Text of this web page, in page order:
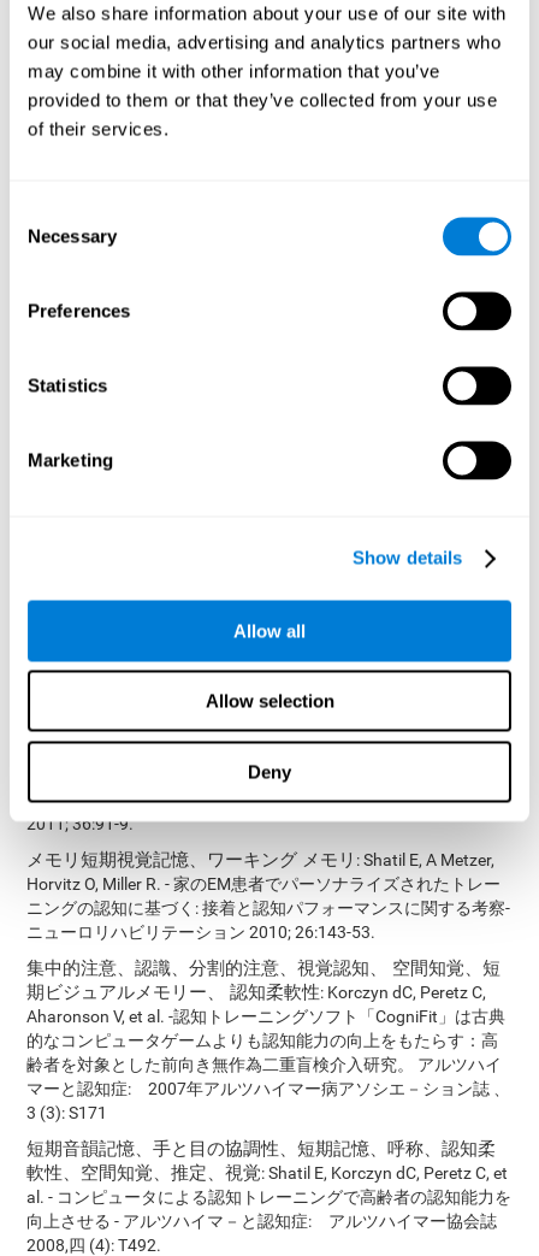
We also share information about your use of our site with
our social media, advertising and analytics partners who
may combine it with other information that you’ve
provided to them or that they’ve collected from your use
of their services.
Selection
Necessary
Preferences
Statistics
Marketing
Show details
Allow all
Allow selection
Deny
152.
Crabb, D. P., Fitzke, F. W., Hitchings, R. A., & Viswanathan, A. C.
(2004). A practical approach to measuring the visual field
component of fitness to drive. British journal of ophthalmology,
88(9), 1191-1196.
of clinical and experimental neuropsychology, 27(5), 529-543.
ワーキングメモリ－、音韻短期記憶、抑制、分割的注意
Preiss M, Shatil E, Cermáková R, Cimermanová D, Flesher I
トレーニング：認知機能に関する研究。Frontiers in Human
集中的注意、呼称、 短期記憶、ビジュアルメモリ－、 ワ－
キングメモリ－
: Haimov I, Shatil E (2013) Cognitive Training
Improves Sleep Quality and Cognitive Function among Older
手と目の協調、視覚的記憶、処理速度、視覚的走査、指定
uno por separado? Un ensayo controlado de cuatro condiciones
aleatorias entre adultos sanos. Front. Aging Neurosci. 5:8. doi:
10.3389/fnagi.2013.00008
作業メモリ、焦点、視空間知覚、視覚的なメモリ: Peretz C,
AD Korczyn, E Shatil, V Aharonson, Birnboim S, N. Giladi - 認知の
古典的なコンピューター ゲーム対カスタム トレーニング プログ
ラムに基づく: 無作為化, 二重盲検, 将来, 認知刺激の研究- 疫学
2011; 36:91-9.
メモリ短期視覚記憶、ワーキング メモリ : Shatil E, A Metzer,
Horvitz O, Miller R. - 家のEM患者でパーソナライズされたトレー
ニングの認知に基づく: 接着と認知パフォーマンスに関する考察-
ニューロリハビリテーション 2010; 26:143-53.
集中的注意、認識、分割的注意、視覚認知、 空間知覚、短
期ビジュアルメモリー、 認知柔軟性: Korczyn dC, Peretz C,
Aharonson V, et al. -認知トレーニングソフト「CogniFit」は古典
的なコンピュータゲームよりも認知能力の向上をもたらす：高
齢者を対象とした前向き無作為二重盲検介入研究。 アルツハイ
マーと認知症: 2007年アルツハイマー病アソシエ－ション誌 、
3 (3): S171
短期音韻記憶、手と目の協調性、短期記憶、呼称、認知柔
軟性、空間知覚、推定、視覚: Shatil E, Korczyn dC, Peretz C, et
al. - コンピュータによる認知トレーニングで高齢者の認知能力を
向上させる - アルツハイマ－と認知症: アルツハイマー協会誌
2008,四 (4): T492.